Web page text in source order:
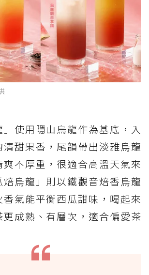
」使用隱山烏龍作為基底，入
清甜果香，尾韻帶出淡雅烏龍
不厚重，很適合高溫天氣來
烏龍」則以鐵觀音焙香烏龍
氣能平衡西瓜甜味，喝起來
更成熟、有層次，適合偏愛茶